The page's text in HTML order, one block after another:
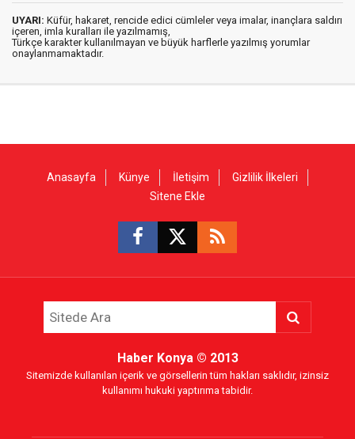
UYARI: Küfür, hakaret, rencide edici cümleler veya imalar, inançlara saldırı
içeren, imla kuralları ile yazılmamış,
Türkçe karakter kullanılmayan ve büyük harflerle yazılmış yorumlar
onaylanmamaktadır.
Anasayfa Künye İletişim
Gizlilik İlkeleri
Sitene Ekle
Haber Konya© 2013
Sitemizde kullanılan içerik ve görsellerin tüm hakları saklıdır, izinsiz
kullanımı hukuki yaptırıma tabidir.